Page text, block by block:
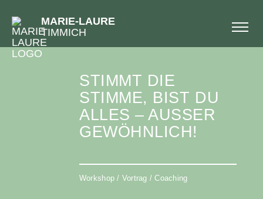
MARIE-LAURE
TIMMICH
STIMMT DIE
STIMME, BIST DU
ALLES – AUSSER G
EWÖHNLICH!
Workshop / Vortrag / Coaching